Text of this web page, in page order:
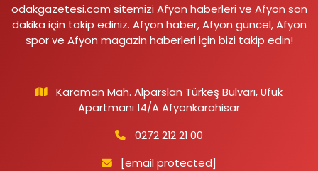
odakgazetesi.com sitemizi Afyon haberleri ve Afyon son
dakika için takip ediniz. Afyon haber, Afyon güncel, Afyon
spor ve Afyon magazin haberleri için bizi takip edin!
Karaman Mah. Alparslan Türkeş Bulvarı, Ufuk
Apartmanı 14/A Afyonkarahisar
0272 212 21 00
[email protected]